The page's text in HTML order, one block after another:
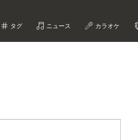
タグ ニュース カラオケ